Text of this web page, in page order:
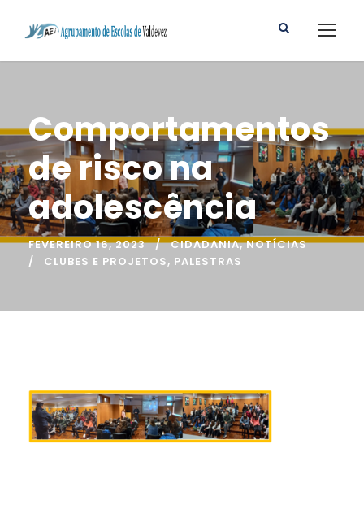
Comportamentos
de risco na
adolescência
FEVEREIRO 16, 2023 CIDADANIA, NOTÍCIAS
CLUBES E PROJETOS, PALESTRAS